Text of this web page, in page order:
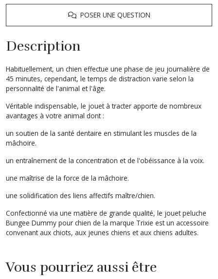
POSER UNE QUESTION
Description
Habituellement, un chien effectue une phase de jeu journalière de
45 minutes, cependant, le temps de distraction varie selon la
personnalité de l'animal et l'âge.
Véritable indispensable, le jouet à tracter apporte de nombreux
avantages à votre animal dont :
un soutien de la santé dentaire en stimulant les muscles de la
mâchoire.
un entraînement de la concentration et de l'obéissance à la voix.
une maîtrise de la force de la mâchoire.
une solidification des liens affectifs maître/chien.
Confectionné via une matière de grande qualité, le jouet peluche
Bungee Dummy pour chien de la marque Trixie est un accessoire
convenant aux chiots, aux jeunes chiens et aux chiens adultes.
Vous pourriez aussi être